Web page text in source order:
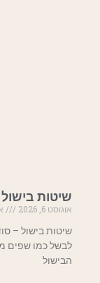
שיטות
אוגוסט 6, 2026
שיטות בישול –
לבשל כמו שפים
הבישול